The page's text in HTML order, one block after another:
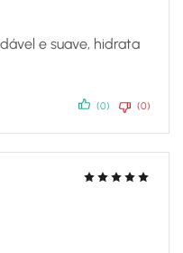
e suave, hidrata
(0) (0)